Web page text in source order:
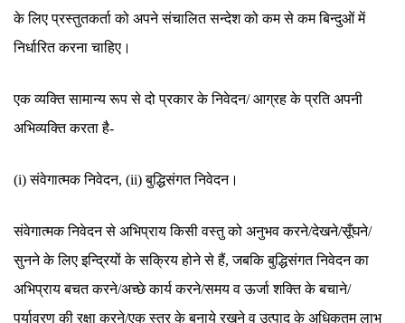
के लिए प्रस्तुतकर्ता को अपने संचालित सन्देश को कम से कम बिन्दुओं में
निर्धारित करना चाहिए।
एक व्यक्ति सामान्य रूप से दो प्रकार के निवेदन/ आग्रह के प्रति अपनी
अभिव्यक्ति करता है-
(i) संवेगात्मक निवेदन, (ii) बुद्धिसंगत निवेदन।
संवेगात्मक निवेदन से अभिप्राय किसी वस्तु को अनुभव करने/देखने/सूँघने/
सुनने के लिए इन्द्रियों के सक्रिय होने से हैं, जबकि बुद्धिसंगत निवेदन का
अभिप्राय बचत करने/अच्छे कार्य करने/समय व ऊर्जा शक्ति के बचाने/
पर्यावरण की रक्षा करने/एक स्तर के बनाये रखने व उत्पाद के अधिकतम लाभ